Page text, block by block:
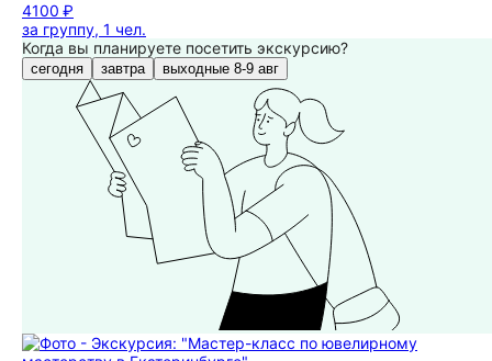
4100 ₽
за группу, 1 чел.
Когда вы планируете посетить экскурсию?
сегодня завтра выходные 8-9 авг